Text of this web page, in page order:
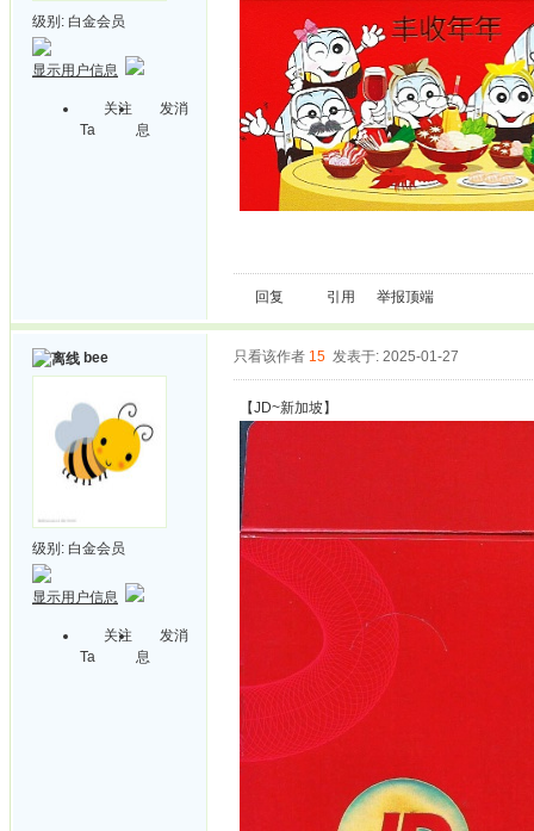
级别: 白金会员
显示用户信息
关注
Ta
发消
息
回复 引用 举报顶端
bee
级别: 白金会员
显示用户信息
关注
Ta
发消
息
只看该作者 15 发表于: 2025-01-27
【JD~新加坡】